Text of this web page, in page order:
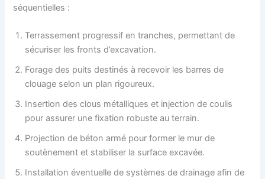
séquentielles :
Terrassement progressif en tranches, permettant de
sécuriser les fronts d’excavation.
Forage des puits destinés à recevoir les barres de
clouage selon un plan rigoureux.
Insertion des clous métalliques et injection de coulis
pour assurer une fixation robuste au terrain.
Projection de béton armé pour former le mur de
soutènement et stabiliser la surface excavée.
Installation éventuelle de systèmes de drainage afin de